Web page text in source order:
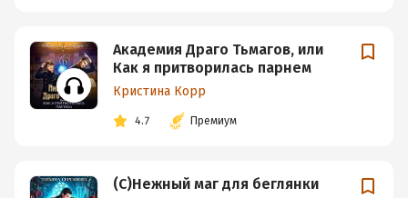
Академия Драго Тьмагов, или
Как я притворилась парнем
Кристина Корр
4.7 Премиум
(С)Нежный маг для беглянки